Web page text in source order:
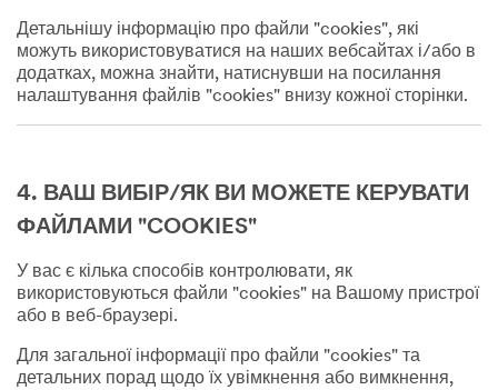
Детальнішу інформацію про файли "cookies", які
можуть використовуватися на наших вебсайтах і/або в
додатках, можна знайти, натиснувши на посилання
налаштування файлів "cookies" внизу кожної сторінки.
4. ВАШ ВИБІР/ЯК ВИ МОЖЕТЕ КЕРУВАТИ
ФАЙЛАМИ "COOKIES"
У вас є кілька способів контролювати, як
використовуються файли "cookies" на Вашому пристрої
або в веб-браузері.
Для загальної інформації про файли "cookies" та
детальних порад щодо їх увімкнення або вимкнення,